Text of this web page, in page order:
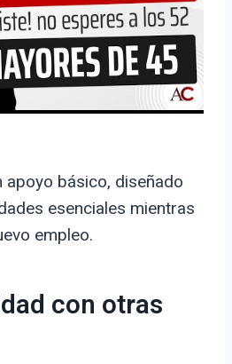
apoyo básico, diseñado
esenciales mientras
empleo.
con otras